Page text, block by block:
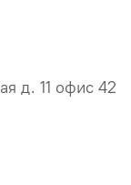
д. 11 офис 42